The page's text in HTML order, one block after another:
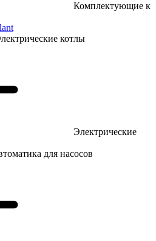
Комплектующие к
котлы
Электрические
для насосов